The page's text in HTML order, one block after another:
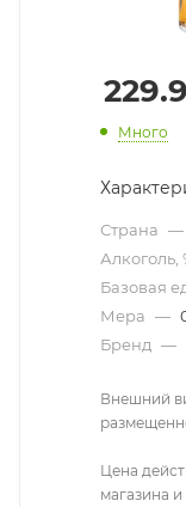
Много
Страна —
Алкоголь,
Базовая
Мера —
Бренд —
Внешний
Цена
магазина